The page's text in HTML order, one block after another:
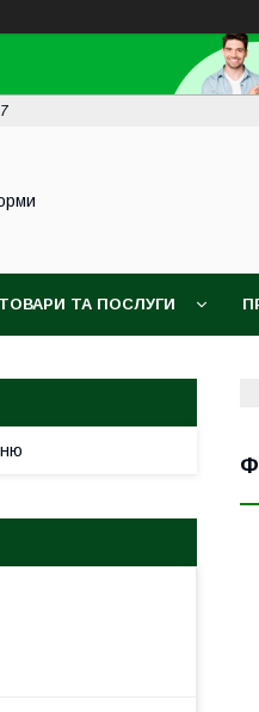
ТОВАРИ ТА ПОСЛУГИ